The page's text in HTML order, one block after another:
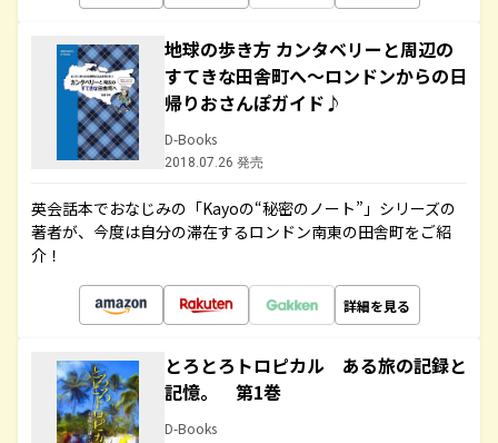
地球の歩き方 カンタベリーと周辺の
すてきな田舎町へ～ロンドンからの日
帰りおさんぽガイド♪
D-Books
2018.07.26 発売
英会話本でおなじみの「Kayoの“秘密のノート”」シリーズの
著者が、今度は自分の滞在するロンドン南東の田舎町をご紹
介！
詳細を見る
とろとろトロピカル ある旅の記録と
記憶。 第1巻
D-Books